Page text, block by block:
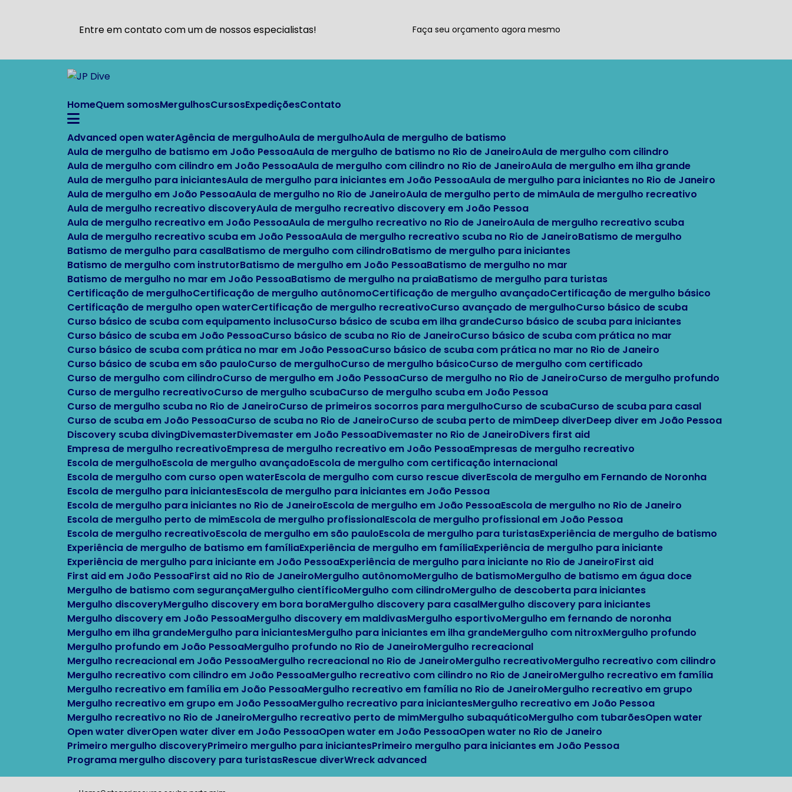
Entre em contato com um de nossos especialistas! Faça seu orçamento agora mesmo
Home Quem somos Mergulhos Cursos Expedições Contato
Advanced open water Agência de mergulho Aula de mergulho Aula de mergulho de batismo
Aula de mergulho de batismo em João Pessoa Aula de mergulho de batismo no Rio de Janeiro Aula de mergulho com cilindro
Aula de mergulho com cilindro em João Pessoa Aula de mergulho com cilindro no Rio de Janeiro Aula de mergulho em ilha grande
Aula de mergulho para iniciantes Aula de mergulho para iniciantes em João Pessoa Aula de mergulho para iniciantes no Rio de Janeiro
Aula de mergulho em João Pessoa Aula de mergulho no Rio de Janeiro Aula de mergulho perto de mim Aula de mergulho recreativo
Aula de mergulho recreativo discovery Aula de mergulho recreativo discovery em João Pessoa
Aula de mergulho recreativo em João Pessoa Aula de mergulho recreativo no Rio de Janeiro Aula de mergulho recreativo scuba
Aula de mergulho recreativo scuba em João Pessoa Aula de mergulho recreativo scuba no Rio de Janeiro Batismo de mergulho
Batismo de mergulho para casal Batismo de mergulho com cilindro Batismo de mergulho para iniciantes
Batismo de mergulho com instrutor Batismo de mergulho em João Pessoa Batismo de mergulho no mar
Batismo de mergulho no mar em João Pessoa Batismo de mergulho na praia Batismo de mergulho para turistas
Certificação de mergulho
Certificação de mergulho autônomo Certificação de mergulho avançado
Certificação de mergulho básico
Certificação de mergulho open water
Certificação de mergulho recreativo Curso avançado de mergulho
Curso básico de scuba
Curso básico de scuba com equipamento incluso
Curso básico de scuba em ilha grande
Curso básico de scuba para iniciantes
Curso básico de scuba em João Pessoa
Curso básico de scuba no Rio de Janeiro
Curso básico de scuba com prática no mar
Curso básico de scuba com prática no mar em João Pessoa
Curso básico de scuba com prática no mar no Rio de Janeiro
Curso básico de scuba em são paulo
Curso de mergulho Curso de mergulho básico
Curso de mergulho com certificado
Curso de mergulho com cilindro
Curso de mergulho em João Pessoa Curso de mergulho no Rio de Janeiro
Curso de mergulho profundo
Curso de mergulho recreativo
Curso de mergulho scuba
Curso de mergulho scuba em João Pessoa
Curso de mergulho scuba no Rio de Janeiro
Curso de primeiros socorros para mergulho Curso de scuba
Curso de scuba para casal
Curso de scuba em João Pessoa
Curso de scuba no Rio de Janeiro Curso de scuba perto de mim Deep diver Deep diver em João Pessoa
Discovery scuba diving Divemaster Divemaster em João Pessoa Divemaster no Rio de Janeiro
Divers first aid
Empresa de mergulho recreativo Empresa de mergulho recreativo em João Pessoa Empresas de mergulho recreativo
Escola de mergulho Escola de mergulho avançado Escola de mergulho com certificação internacional
Escola de mergulho com curso open water Escola de mergulho com curso rescue diver Escola de mergulho em Fernando de Noronha
Escola de mergulho para iniciantes Escola de mergulho para iniciantes em João Pessoa
Escola de mergulho para iniciantes no Rio de Janeiro Escola de mergulho em João Pessoa Escola de mergulho no Rio de Janeiro
Escola de mergulho perto de mim Escola de mergulho profissional Escola de mergulho profissional em João Pessoa
Escola de mergulho recreativo Escola de mergulho em são paulo Escola de mergulho para turistas Experiência de mergulho de batismo
Experiência de mergulho de batismo em família Experiência de mergulho em família Experiência de mergulho para iniciante
Experiência de mergulho para iniciante em João Pessoa Experiência de mergulho para iniciante no Rio de Janeiro First aid
First aid em João Pessoa First aid no Rio de Janeiro Mergulho autônomo Mergulho de batismo
Mergulho de batismo em água doce
Mergulho de batismo com segurança
Mergulho científico Mergulho com cilindro
Mergulho de descoberta para iniciantes
Mergulho discovery
Mergulho discovery em bora bora Mergulho discovery para casal
Mergulho discovery para iniciantes
Mergulho discovery em João Pessoa
Mergulho discovery em maldivas Mergulho esportivo
Mergulho em fernando de noronha
Mergulho em ilha grande
Mergulho para iniciantes Mergulho para iniciantes em ilha grande Mergulho com nitrox
Mergulho profundo
Mergulho profundo em João Pessoa
Mergulho profundo no Rio de Janeiro
Mergulho recreacional
Mergulho recreacional em João Pessoa
Mergulho recreacional no Rio de Janeiro Mergulho recreativo
Mergulho recreativo com cilindro
Mergulho recreativo com cilindro em João Pessoa
Mergulho recreativo com cilindro no Rio de Janeiro
Mergulho recreativo em família
Mergulho recreativo em família em João Pessoa
Mergulho recreativo em família no Rio de Janeiro
Mergulho recreativo em grupo
Mergulho recreativo em grupo em João Pessoa
Mergulho recreativo para iniciantes
Mergulho recreativo em João Pessoa
Mergulho recreativo no Rio de Janeiro
Mergulho recreativo perto de mim Mergulho subaquático Mergulho com tubarões
Open water
Open water diver
Open water diver em João Pessoa Open water em João Pessoa
Open water no Rio de Janeiro
Primeiro mergulho discovery Primeiro mergulho para iniciantes Primeiro mergulho para iniciantes em João Pessoa
Programa mergulho discovery para turistas Rescue diver Wreck advanced